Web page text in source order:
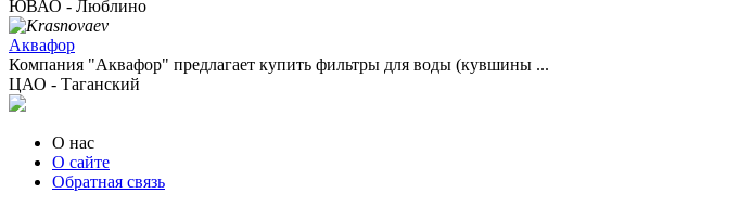
ЮВАО - Люблино
Аквафор
Компания "Аквафор" предлагает купить фильтры для воды (кувшины ...
ЦАО - Таганский
О нас
О сайте
Обратная связь